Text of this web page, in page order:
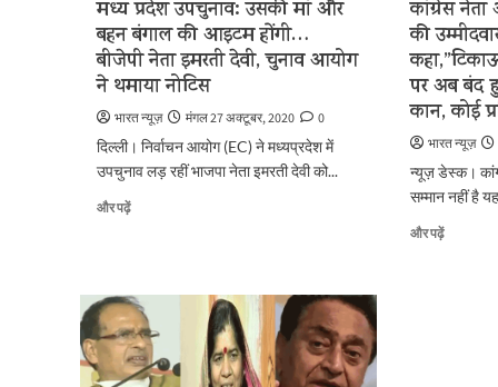
बारे
में
और
पढ़ें
पढ़ें
मध्य प्रदेश उपचुनाव: उसकी मां और
बहन बंगाल की आइटम होंगी…
बीजेपी नेता इमरती देवी, चुनाव आयोग
ने थमाया नोटिस
भारत न्यूज़ मंगल 27 अक्टूबर, 2020
0
दिल्ली। निर्वाचन आयोग (EC) ने मध्यप्रदेश में
उपचुनाव लड़ रहीं भाजपा नेता इमरती देवी को...
और पढ़ेंमध्य
और
बहन
बंगाल
की
कांग्रेस
की
पर अब बंद
कान, कोई
भारत न्यूज़
न्यूज़ डेस्क।
सम्मान नहीं है
और पढ़ेंकांग्रेस